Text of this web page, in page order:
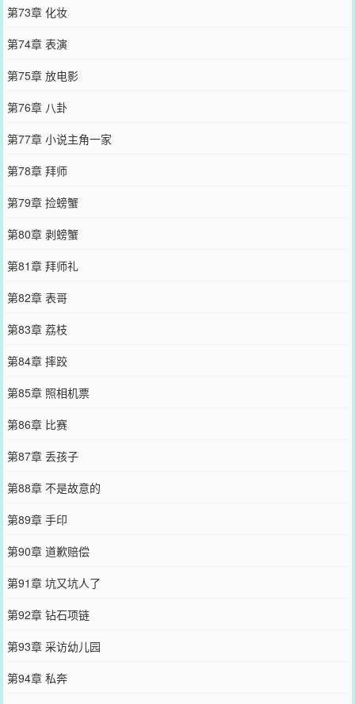
第73章 化妆
第74章 表演
第75章 放电影
第76章 八卦
第77章 小说主角一家
第78章 拜师
第79章 捡螃蟹
第80章 剥螃蟹
第81章 拜师礼
第82章 表哥
第83章 荔枝
第84章 摔跤
第85章 照相机票
第86章 比赛
第87章 丢孩子
第88章 不是故意的
第89章 手印
第90章 道歉赔偿
第91章 坑又坑人了
第92章 钻石项链
第93章 采访幼儿园
第94章 私奔